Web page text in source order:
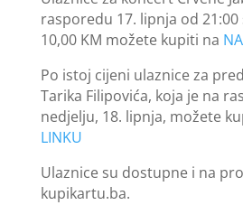
rasporedu 17. lipnja od
10,00 KM možete kupiti na
Po istoj cijeni ulaznice za
Tarika Filipovića, koja je na
nedjelju, 18. lipnja, možete
LINKU
Ulaznice su dostupne i na
kupikartu.ba.